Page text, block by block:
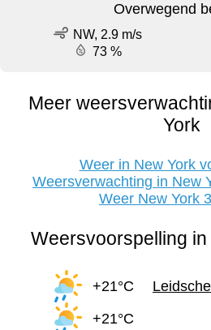
Overwegend
NW, 2.9 m/s
73 %
Meer
York
Weer in New York
Weersverwachting in New
Weer New York
Weersvoorspelling
+21°C
+21°C